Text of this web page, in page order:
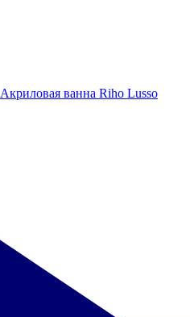
Акриловая ванна Riho Lusso